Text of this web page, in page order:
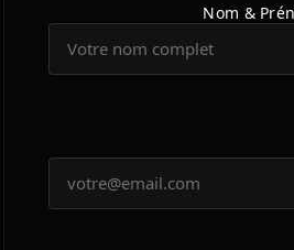
Nom &